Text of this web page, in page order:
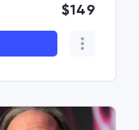
$149